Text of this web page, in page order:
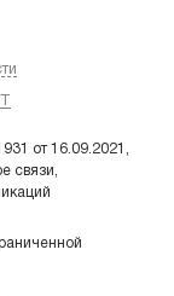
от 16.09.2021,
связи,